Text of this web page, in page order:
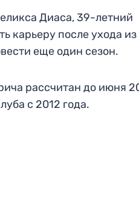
Диаса, 39-летний
карьеру после ухода из
еще один сезон.
рассчитан до июня
с 2012 года.